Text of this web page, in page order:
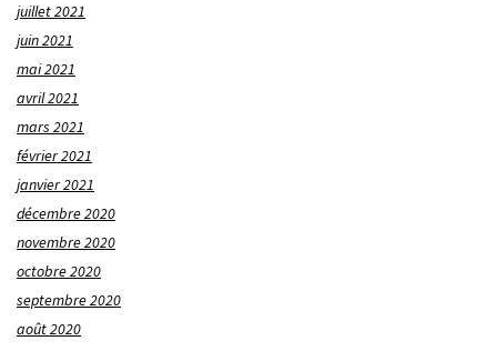
juillet 2021
juin 2021
mai 2021
avril 2021
mars 2021
février 2021
janvier 2021
décembre 2020
novembre 2020
octobre 2020
septembre 2020
août 2020